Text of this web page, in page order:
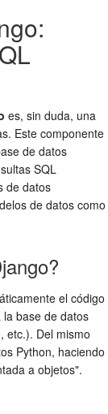
es, sin duda, una
Este componente
de datos
SQL
de datos
de datos como
el código
la base de datos
etc.). Del mismo
Python, haciendo
a objetos".